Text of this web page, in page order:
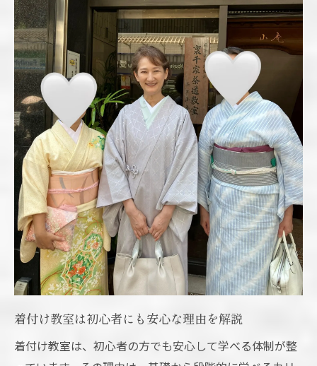
初心者に嬉しい動画撮影許可の着付け教室
特集
動画を使った自宅での着付け練習のポイン
ト
自分に合ったスケジュールで着付けを習得
着付け教室で自分ペースのスケジュール調
整法
忙しい方に最適な着付け教室の選び方
着付け教室の柔軟なレッスンプラン活用術
着付け教室で無理なく続けるコツと体験談
スケジュール自由な着付け教室のメリット
和装を楽しむなら柔軟な着付け教室が最適
着付け教室で和装を気軽に始めるポイント
柔軟な対応が魅力の着付け教室の特長
着付け教室で和装ファッションを楽しむコ
ツ
着付け教室は初心者にも安心な理由を解説
着付け教室は、初心者の方でも安心して学べる体制が整